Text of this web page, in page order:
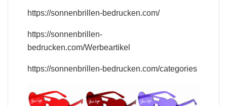
https://sonnenbrillen-bedrucken.com/
https://sonnenbrillen-
bedrucken.com/Werbeartikel
https://sonnenbrillen-bedrucken.com/categories